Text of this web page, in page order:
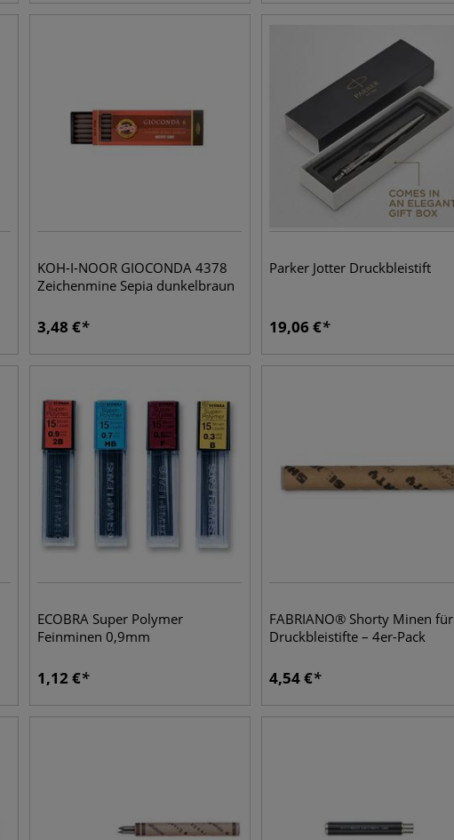
KOH-I-NOOR GIOCONDA 4378
Zeichenmine Sepia dunkelbraun
3,48 €
Parker Jotter Druckbleistift
19,06 €
ECOBRA Super Polymer
Feinminen 0,9mm
1,12 €
FABRIANO® Shorty Minen für
Druckbleistifte – 4er-Pack
4,54€